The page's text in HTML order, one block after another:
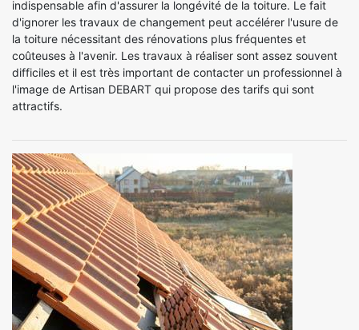
indispensable afin d'assurer la longévité de la toiture. Le fait
d'ignorer les travaux de changement peut accélérer l'usure de
la toiture nécessitant des rénovations plus fréquentes et
coûteuses à l'avenir. Les travaux à réaliser sont assez souvent
difficiles et il est très important de contacter un professionnel à
l'image de Artisan DEBART qui propose des tarifs qui sont
attractifs.